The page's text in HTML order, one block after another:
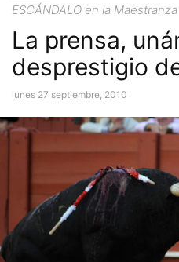
ESCÁNDALO en la Maestranza
La prensa,
desprestigio
lunes 27 septiembre, 2010